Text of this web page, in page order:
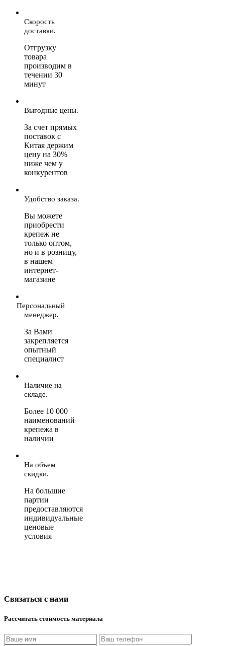
Скорость
доставки.
Отгрузку
товара
производим в
течении 30
минут
Выгодные цены.
За счет прямых
поставок с
Китая держим
цену на 30%
ниже чем у
конкурентов
Удобство заказа.
Вы можете
приобрести
крепеж не
только оптом,
но и в розницу,
в нашем
интернет-
магазине
Персональный
менеджер.
За Вами
закрепляется
опытный
специалист
Наличие на
складе.
Более 10 000
наименований
крепежа в
наличии
На объем
скидки.
На большие
партии
предоставляются
индивидуальные
ценовые
условия
Связаться с нами
Рассчитать стоимость материала